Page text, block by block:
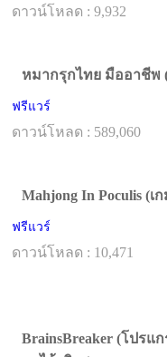
ดาวน์โหลด : 9,932
หมากรุกไทย มืออาชีพ
ฟรีแวร์
ดาวน์โหลด : 589,060
Mahjong In Poculis (
ฟรีแวร์
ดาวน์โหลด : 10,471
BrainsBreaker (โปร